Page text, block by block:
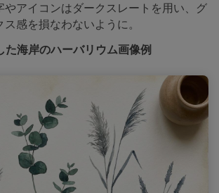
やアイコンはダークスレートを用い、グ
感を損なわないように。
海岸のハーバリウム画像例